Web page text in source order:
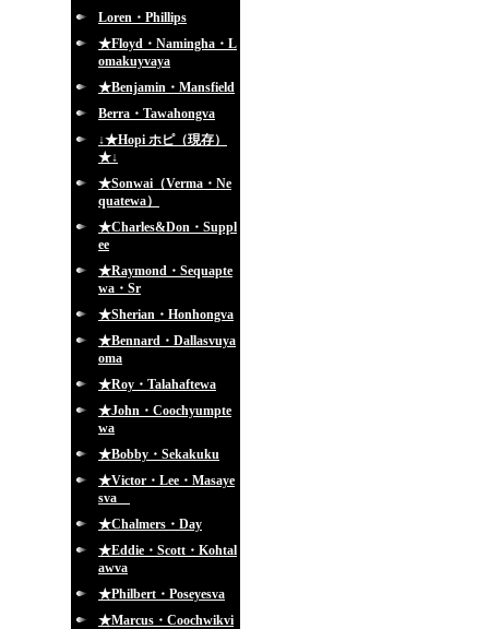
Loren・Phillips
★Floyd・Namingha・L
omakuyvaya
★Benjamin・Mansfield
Berra・Tawahongva
↓★Hopi ホピ（現存）
★↓
★Sonwai（Verma・Ne
quatewa）
★Charles&Don・Suppl
ee
★Raymond・Sequapte
wa・Sr
★Sherian・Honhongva
★Bennard・Dallasvuya
oma
★Roy・Talahaftewa
★John・Coochyumpte
wa
★Bobby・Sekakuku
★Victor・Lee・Masaye
sva
★Chalmers・Day
★Eddie・Scott・Kohtal
awva
★Philbert・Poseyesva
★Marcus・Coochwikvi